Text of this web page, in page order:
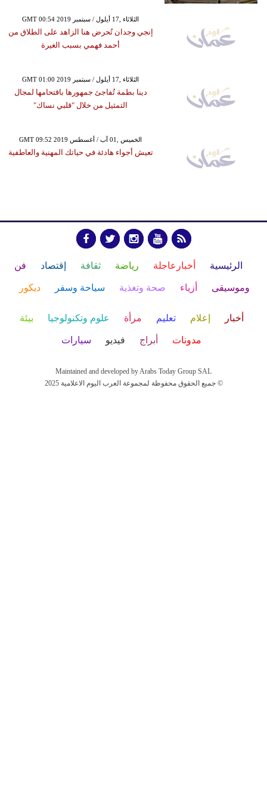
GMT 00:54 2019 الثلاثاء ,17 أيلول / سبتمبر
إنجي وجدان تُحرض هنا الزاهد على الطلاق من
أحمد فهمي بسبب الغيرة
GMT 01:00 2019 الثلاثاء ,17 أيلول / سبتمبر
دينا بطمة تُفاجئ جمهورها باقتحامها لمجال
التمثيل من خلال "قلبي نساك"
GMT 09:52 2019 الخميس ,01 آب / أغسطس
تعيش أجواء هادئة في حياتك المهنية والعاطفية
الرئيسية أخبارعاجلة رياضة ثقافة إقتصاد فن
وموسيقى أزياء صحة وتغذية سياحة وسفر ديكور
أخبار إعلام تعليم مرأة علوم وتكنولوجيا بيئة
مدونات أبراج فيديو سيارات
Maintained and developed by Arabs Today Group SAL
جميع الحقوق محفوظة لمجموعة العرب اليوم الاعلامية 2025 ©